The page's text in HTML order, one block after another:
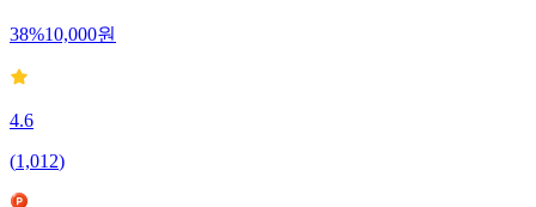
38%10,000원
4.6
(1,012)